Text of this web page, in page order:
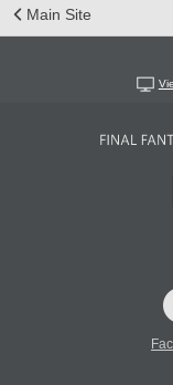
Main Site